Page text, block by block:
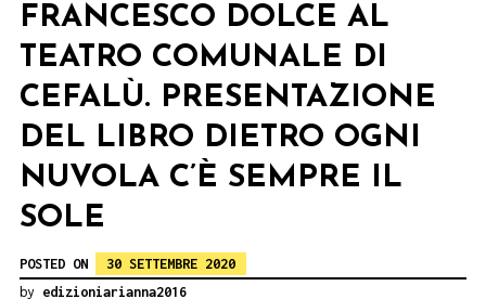
FRANCESCO DOLCE AL
TEATRO COMUNALE DI
CEFALÙ. PRESENTAZIONE
DEL LIBRO DIETRO OGNI
NUVOLA C’È SEMPRE IL
SOLE
POSTED ON
30 SETTEMBRE 2020
by edizioniarianna2016